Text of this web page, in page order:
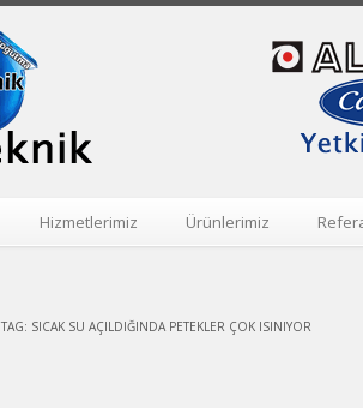
Hizmetlerimiz Ürünlerimiz
TAG: SICAK SU AÇILDIĞINDA PETEKLER ÇOK ISINIYOR